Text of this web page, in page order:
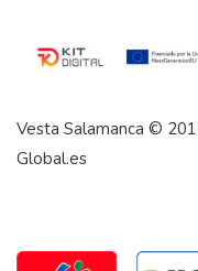
Vesta Salamanca ©
Global.es